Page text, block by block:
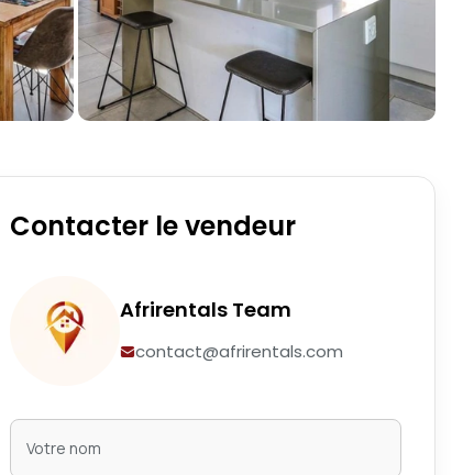
Contacter le vendeur
Afrirentals Team
contact@afrirentals.com